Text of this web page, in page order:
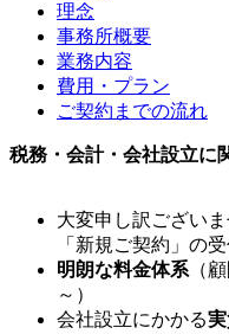
理念
事務所概要
業務内容
費用・プラン
ご契約までの流れ
税務・会計・会社設立に
大変申し訳ござい
「新規ご契約」の
明朗な料金体系 （
～）
会社設立にかかる